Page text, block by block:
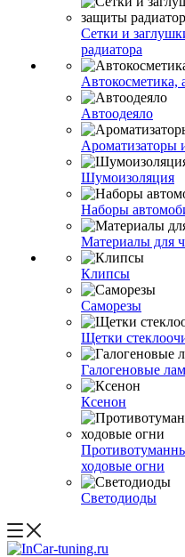
Сетки и
радиатора
Автокосметика,
Автоодеяло
Ароматизаторы
Шумоизоляция
Наборы
Материалы для
Клипсы
Саморезы
Щетки
Галогеновые
Ксенон
ходовые огни
Светодиоды